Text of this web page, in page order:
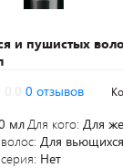
и пушистых
0 отзывов
млДля кого: Для
Для вьющихся
Нет